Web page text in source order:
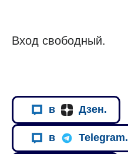
Вход свободный.
в Дзен.
в Telegram.